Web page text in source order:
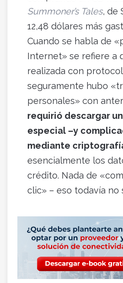
Summoner’s Tales, de
12,48 dólares más
Cuando se habla de
Internet» se refiere a
realizada con
seguramente hubo
personales» con
requirió descargar
especial –y
mediante
esencialmente los
crédito. Nada de
clic» – eso todavía no